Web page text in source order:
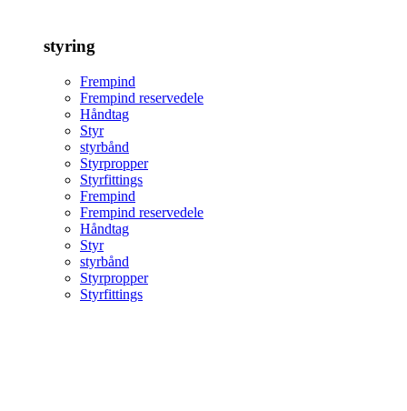
styring
Frempind
Frempind reservedele
Håndtag
Styr
styrbånd
Styrpropper
Styrfittings
Frempind
Frempind reservedele
Håndtag
Styr
styrbånd
Styrpropper
Styrfittings